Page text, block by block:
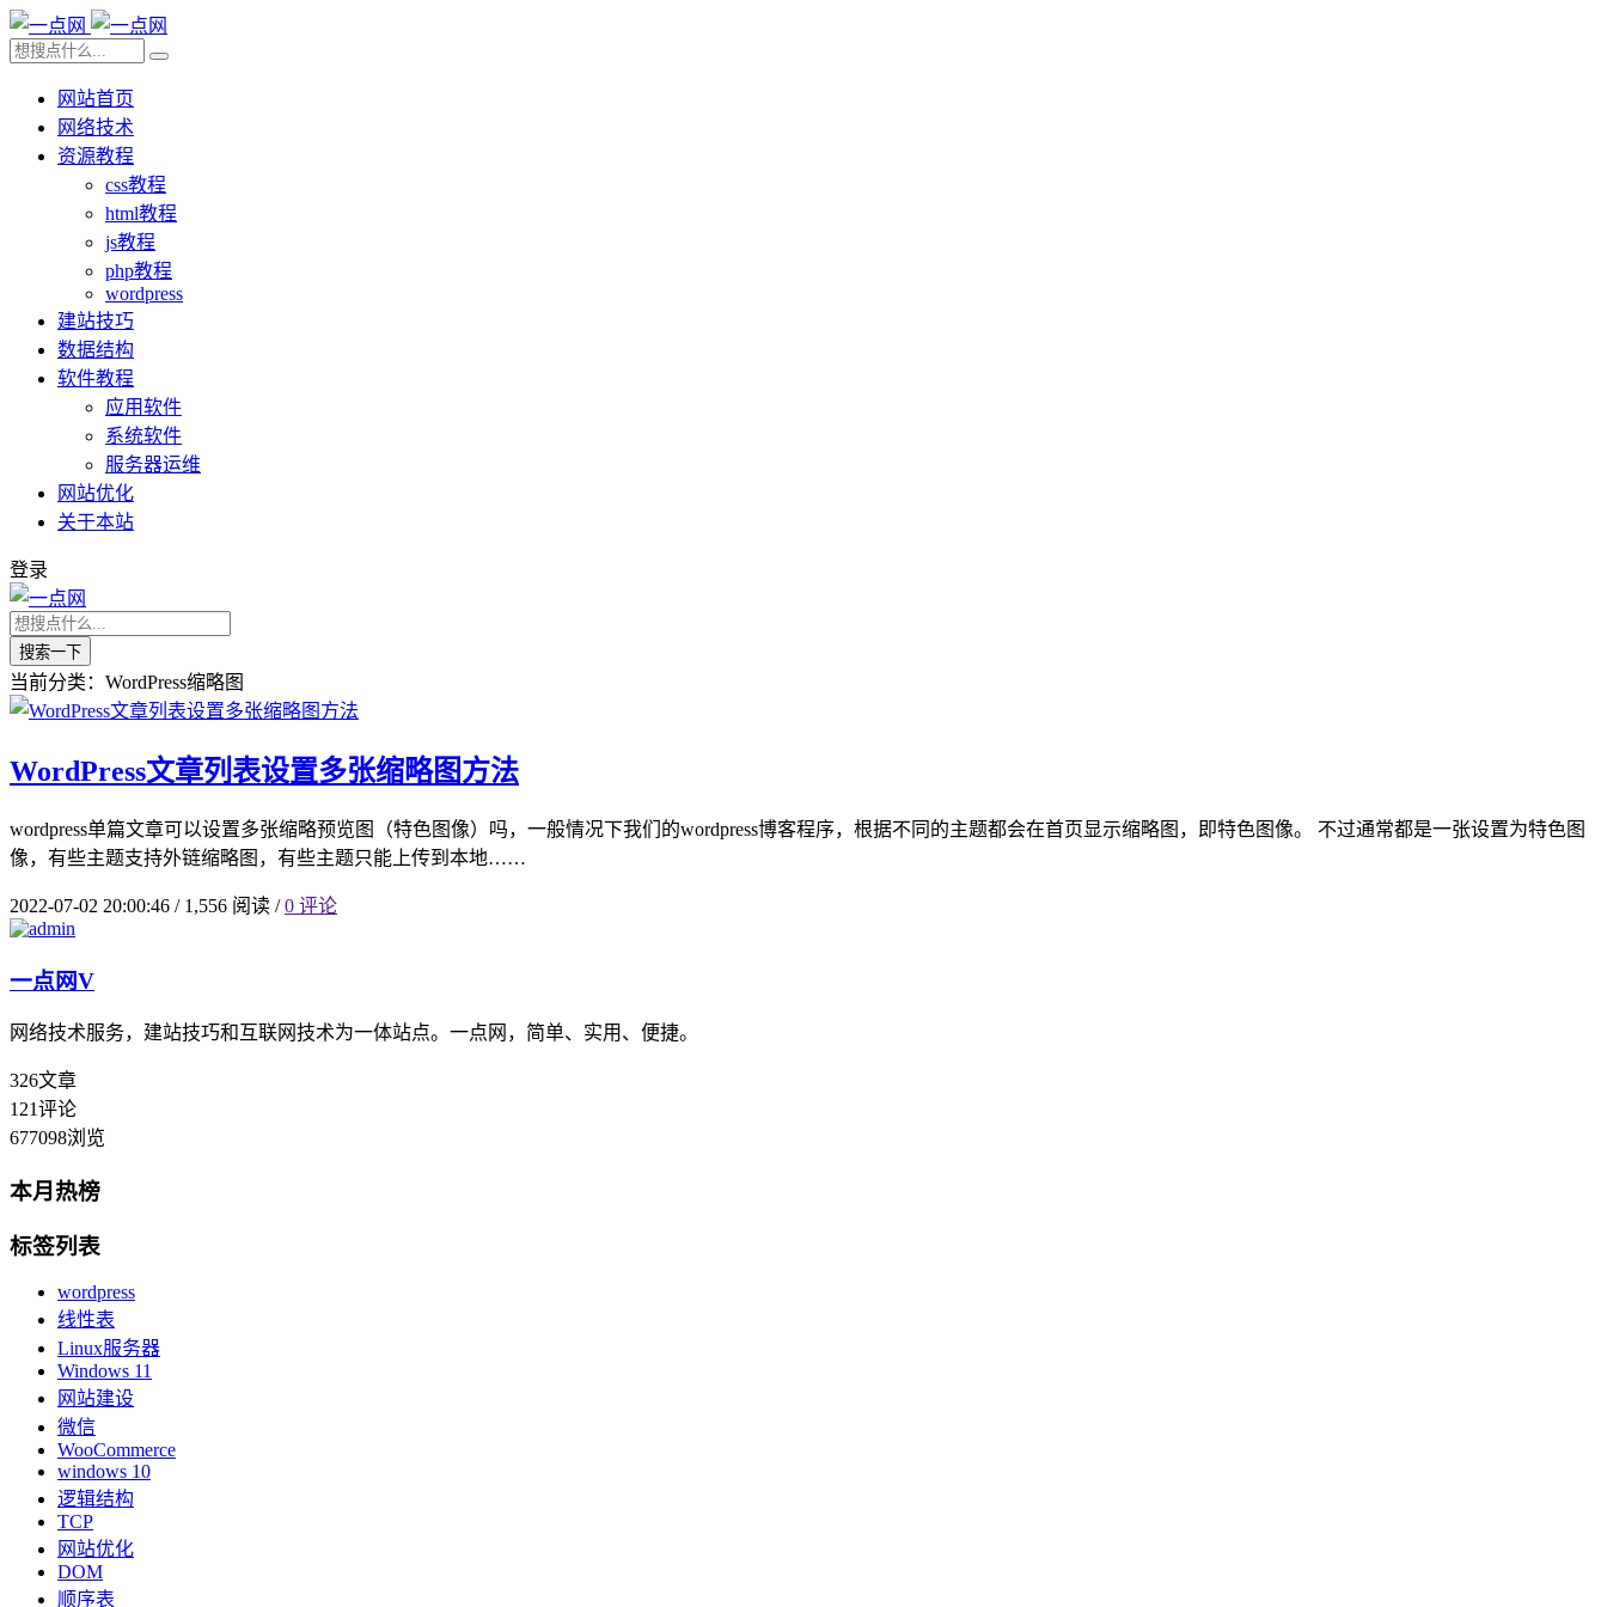
网站首页
网络技术
资源教程
css教程
html教程
js教程
php教程
wordpress
建站技巧
数据结构
软件教程
应用软件
系统软件
服务器运维
网站优化
关于本站
登录
搜索一下
当前分类：WordPress缩略图
WordPress文章列表设置多张缩略图方法
wordpress单篇文章可以设置多张缩略预览图（特色图像）吗，一般情况下我们的wordpress博客程序，根据不同的主题都会在首页显示缩略图，即特色图像。 不过通常都是一张设置为特色图
像，有些主题支持外链缩略图，有些主题只能上传到本地……
2022-07-02 20:00:46 /1,556 阅读 / 0 评论
一点网V
网络技术服务，建站技巧和互联网技术为一体站点。一点网，简单、实用、便捷。
326文章
121评论
677098浏览
本月热榜
标签列表
wordpress
线性表
Linux服务器
Windows 11
网站建设
微信
WooCommerce
windows 10
逻辑结构
TCP
网站优化
DOM
顺序表